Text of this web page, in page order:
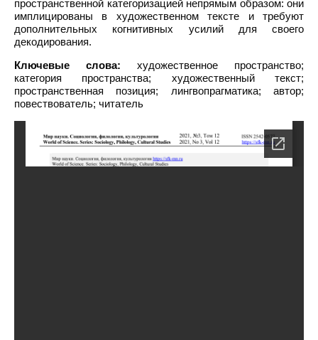
пространственной категоризацией непрямым образом: они
имплицированы в художественном тексте и требуют
дополнительных когнитивных усилий для своего
декодирования.
Ключевые слова: художественное пространство;
категория пространства; художественный текст;
пространственная позиция; лингвопрагматика; автор;
повествователь; читатель